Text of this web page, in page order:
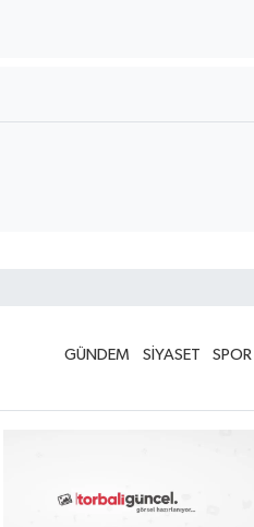
GÜNDEM SİYASET SPOR